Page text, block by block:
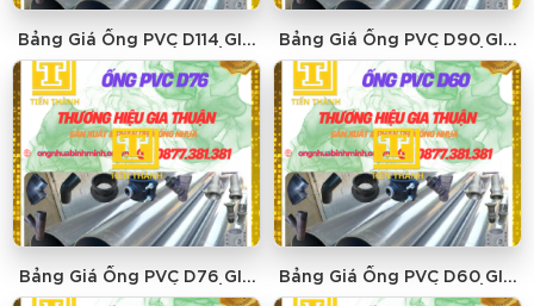
Bảng Giá Ống PVC D114 GIA
THUẬN - GIÁ RẺ NHẤT
Bảng Giá Ống PVC D90 GIA
THUẬN - GIÁ RẺ NHẤT
Bảng Giá Ống PVC D76 GIA
THUẬN - GIÁ RẺ NHẤT
Bảng Giá Ống PVC D60 GIA
THUẬN - GIÁ RẺ NHẤT